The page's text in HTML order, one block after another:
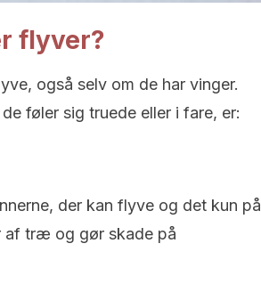
flyver?
også selv om de har vinger.
føler sig truede eller i fare, er:
der kan flyve og det kun på
af træ og gør skade på